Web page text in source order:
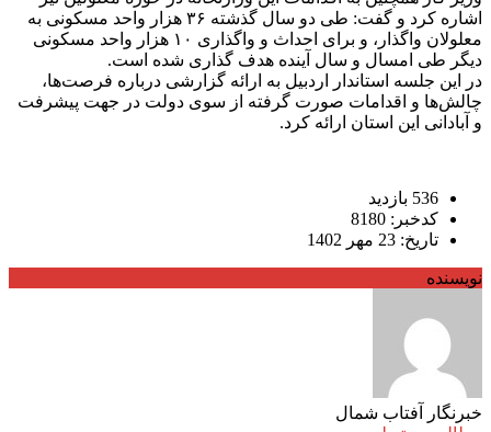
اشاره کرد و گفت: طی دو سال گذشته ۳۶ هزار واحد مسکونی به
معلولان واگذار، و برای احداث و واگذاری ۱۰ هزار واحد مسکونی
دیگر طی امسال و سال آینده هدف گذاری شده است.
در این جلسه استاندار اردبیل به ارائه گزارشی درباره فرصت‌ها،
چالش‌ها و اقدامات صورت گرفته از سوی دولت در جهت پیشرفت
و آبادانی این استان ارائه کرد.
536 بازدید
کدخبر: 8180
تاریخ: 23 مهر 1402
نویسنده
خبرنگار آفتاب شمال